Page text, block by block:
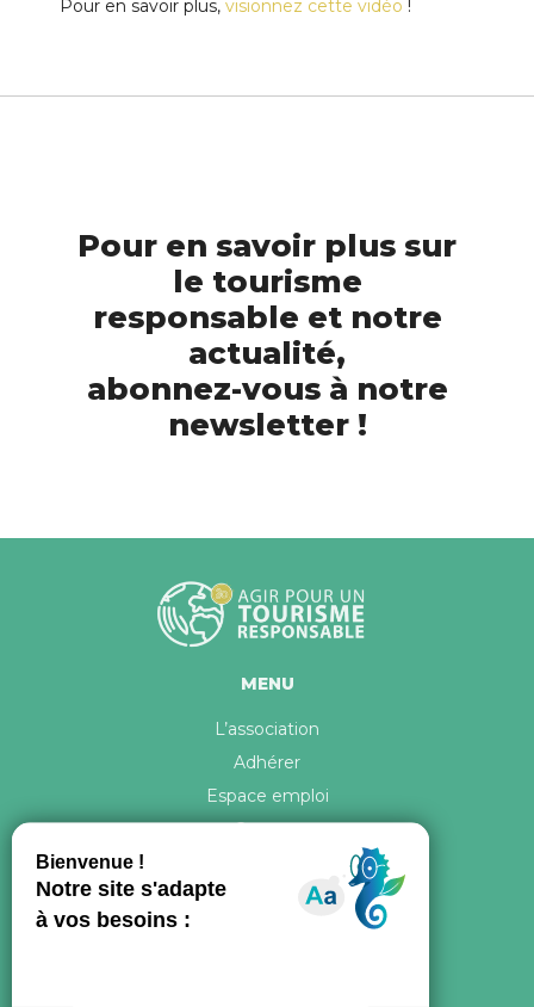
Pour en savoir plus, visionnez cette vidéo !
Pour en savoir plus sur
le tourisme
responsable et notre
actualité,
abonnez-vous à notre
newsletter !
MENU
L’association
Adhérer
Espace emploi
Contact